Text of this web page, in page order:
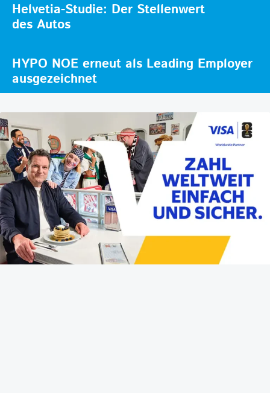
Helvetia-Studie: Der Stellenwert
des Autos
HYPO NOE erneut als Leading Employer
ausgezeichnet